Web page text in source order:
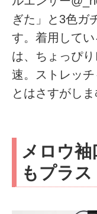
ぎた」と3色ガ
す。着用して
は、ちょっぴ
速。ストレッチ
とはさすがしま
メロウ
もプラス